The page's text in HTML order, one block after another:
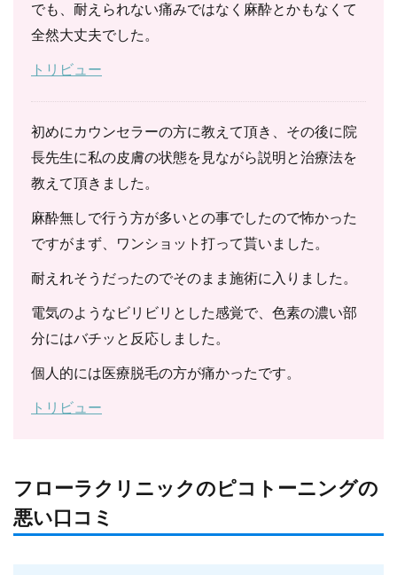
でも、耐えられない痛みではなく麻酔とかもなくて
全然大丈夫でした。
トリビュー
初めにカウンセラーの方に教えて頂き、その後に院
長先生に私の皮膚の状態を見ながら説明と治療法を
教えて頂きました。
麻酔無しで行う方が多いとの事でしたので怖かった
ですがまず、ワンショット打って貰いました。
耐えれそうだったのでそのまま施術に入りました。
電気のようなビリビリとした感覚で、色素の濃い部
分にはバチッと反応しました。
個人的には医療脱毛の方が痛かったです。
トリビュー
フローラクリニックのピコトーニングの
悪い口コミ